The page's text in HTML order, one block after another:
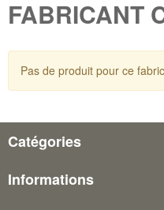
FABRICANT
Pas de produit pour ce
Catégories
Informations